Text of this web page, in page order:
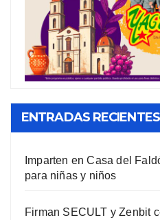
ENTRADAS RECIENTES
Imparten en Casa del
para niñas y niños
Firman SECULT y Zenbit